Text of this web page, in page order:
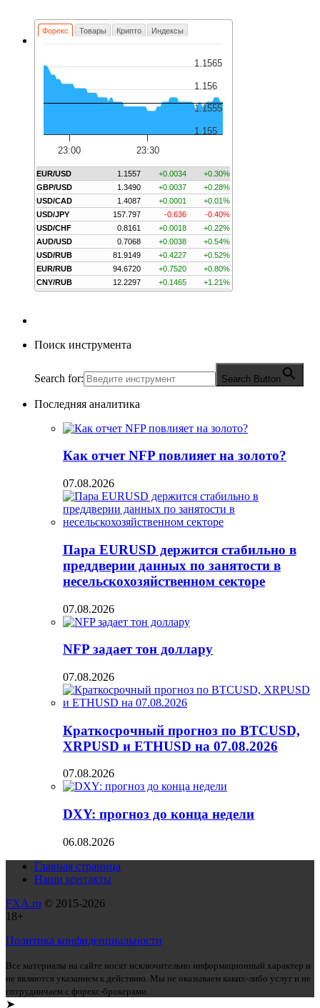
Форекс Товары Крипто Индексы
23:00 23:30
1.155
1.1555
1.156
1.1565
EUR/USD 1.1557 +0.0034
+0.30%
GBP/USD
1.3490 +0.0037
+0.28%
USD/CAD
1.4087 +0.0001
+0.01%
USD/JPY
157.797 -0.636
-0.40%
USD/CHF
0.8161 +0.0018
+0.22%
AUD/USD
0.7068 +0.0038
+0.54%
USD/RUB
81.9149 +0.4227
+0.52%
EUR/RUB
94.6720 +0.7520
+0.80%
CNY/RUB
12.2297 +0.1465 +1.21%
Поиск инструмента
Search for: Search Button
Последняя аналитика
Как отчет NFP повлияет на золото?
07.08.2026
Пара EURUSD держится стабильно в
преддверии данных по занятости в
несельскохозяйственном секторе
07.08.2026
NFP задает тон доллару
07.08.2026
Краткосрочный прогноз по BTCUSD,
XRPUSD и ETHUSD на 07.08.2026
07.08.2026
DXY: прогноз до конца недели
06.08.2026
Главная страница
Наши контакты
FXA.ru © 2015-2026
18+
Политика конфиденциальности
Все материалы на сайте носят исключительно информационный характер и
не являются указанием к действию. Мы не оказываем каких-либо услуг и не
сотрудничаем с форекс-брокерами.
➤